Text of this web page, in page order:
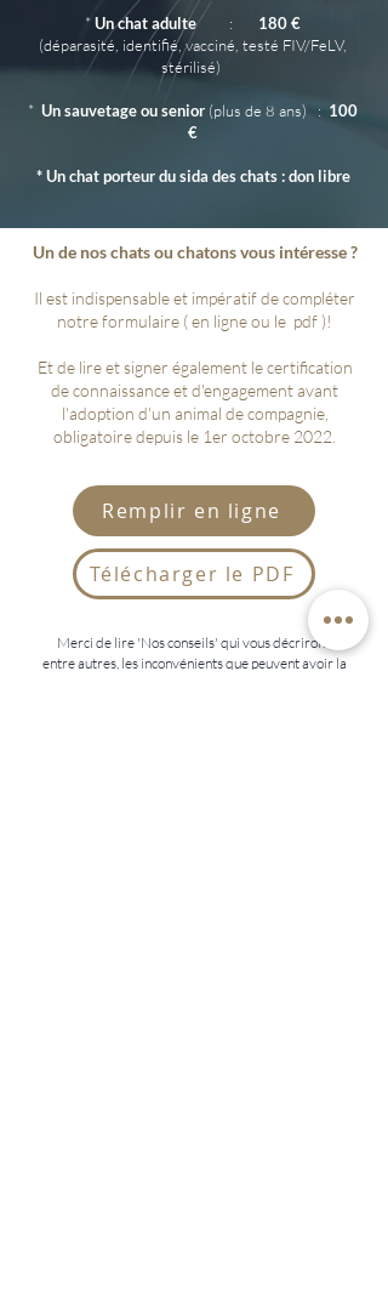
*Un chat adulte : 180 €
(déparasité, identifié, vacciné, testé FIV/FeLV,
stérilisé)
* Un sauvetage ou senior (plus de 8 ans) : 100
€
* Un chat porteur du sida des chats : don libre
Un de nos chats ou chatons vous intéresse ?
Il est indispensable et impératif de compléter
notre formulaire ( en ligne ou le pdf )!
Et de lire et signer également le certification
de connaissance et d'engagement avant
l'adoption d'un animal de compagnie,
obligatoire depuis le 1er octobre 2022.
Remplir en ligne
Télécharger le PDF
Merci de lire 'Nos conseils' qui vous décriront,
entre autres, les inconvénients que peuvent avoir la